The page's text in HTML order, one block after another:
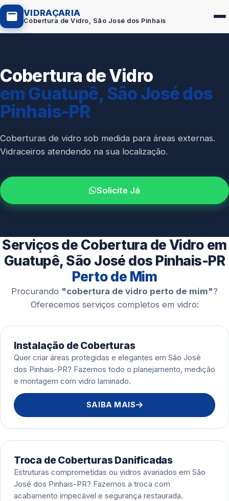
VIDRAÇARIA
Cobertura de Vidro, São José dos Pinhais
Box de Vidro
Portas em Vidro
Guarda-Corpo
Espelho Sob Medida
Fachada de Vidro
Esquadrias de Alumínio
Cobertura de Vidro
em Guatupê, São José dos
Pinhais-PR
Coberturas de vidro sob medida para áreas externas.
Vidraceiros atendendo na sua localização.
Solicite Já
Serviços de Cobertura de Vidro em
Guatupê, São José dos Pinhais-PR
Perto de Mim
Procurando "cobertura de vidro perto de mim"?
Oferecemos serviços completos em vidro:
Instalação de Coberturas
Quer criar áreas protegidas e elegantes em São José
dos Pinhais-PR? Fazemos todo o planejamento, medição
e montagem com vidro laminado.
SAIBA MAIS
Troca de Coberturas Danificadas
Estruturas comprometidas ou vidros avariados em São
José dos Pinhais-PR? Fazemos a troca com
acabamento impecável e segurança restaurada.